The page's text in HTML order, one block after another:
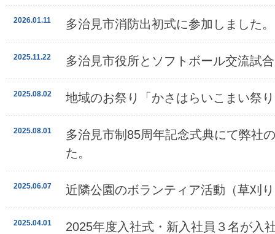
2026.01.11 多治見市消防出初式に参加しました。
2025.11.22 多治見市役所とソフトボール交流試
2025.08.02 地域のお祭り「かさはらいこまい祭
2025.08.01
多治見市制85周年記念式典にて弊社
た。
2025.06.07 近隣公園のボランティア活動（草刈
2025.04.01 2025年度入社式・新入社員３名が入